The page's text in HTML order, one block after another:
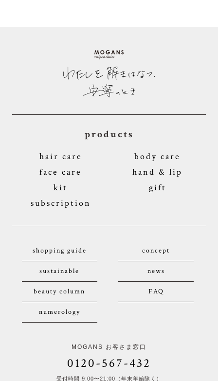
products
hair care
body care
face care
hand & lip
kit
gift
subscription
shopping guide concept
sustainable news
beauty column FAQ
numerology
MOGANS お客さま窓口
0120-567-432
受付時間 9:00〜21:00（年末年始除く）